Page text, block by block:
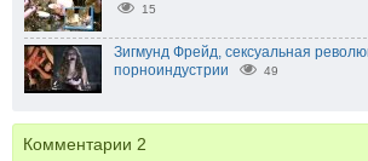
15
Зигмунд Фрейд, сексуальная
порноиндустрии
49
Комментарии 2